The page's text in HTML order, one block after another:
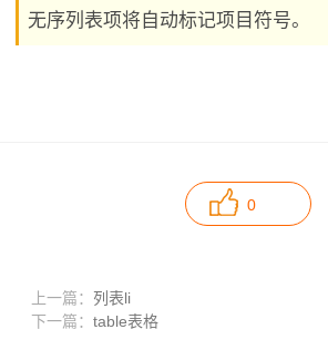
无序列表项将自动标记项目符号。
0
上一篇： 列表li
下一篇： table表格